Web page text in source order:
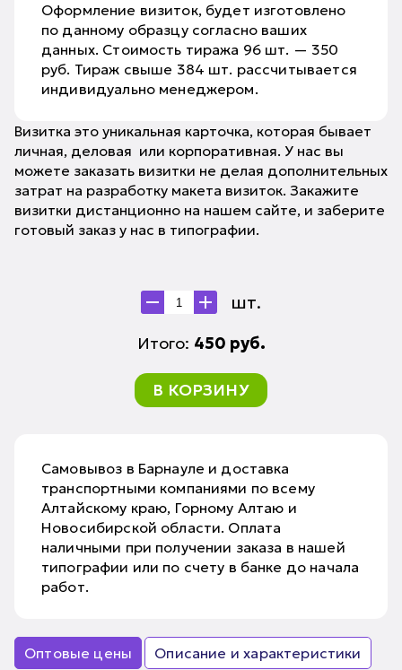
Оформление визиток, будет изготовлено
по данному образцу согласно ваших
данных. Стоимость тиража 96 шт. — 350
руб. Тираж свыше 384 шт. рассчитывается
индивидуально менеджером.
Визитка это уникальная карточка, которая бывает
личная, деловая или корпоративная. У нас вы
можете заказать визитки не делая дополнительных
затрат на разработку макета визиток. Закажите
визитки дистанционно на нашем сайте, и заберите
готовый заказ у нас в типографии.
шт.
Итого: 450 руб.
В КОРЗИНУ
Самовывоз в Барнауле и доставка
транспортными компаниями по всему
Алтайскому краю, Горному Алтаю и
Новосибирской области. Оплата
наличными при получении заказа в нашей
типографии или по счету в банке до начала
работ.
Оптовые цены Описание и характеристики